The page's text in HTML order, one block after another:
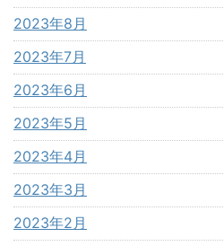
2023年8月
2023年7月
2023年6月
2023年5月
2023年4月
2023年3月
2023年2月